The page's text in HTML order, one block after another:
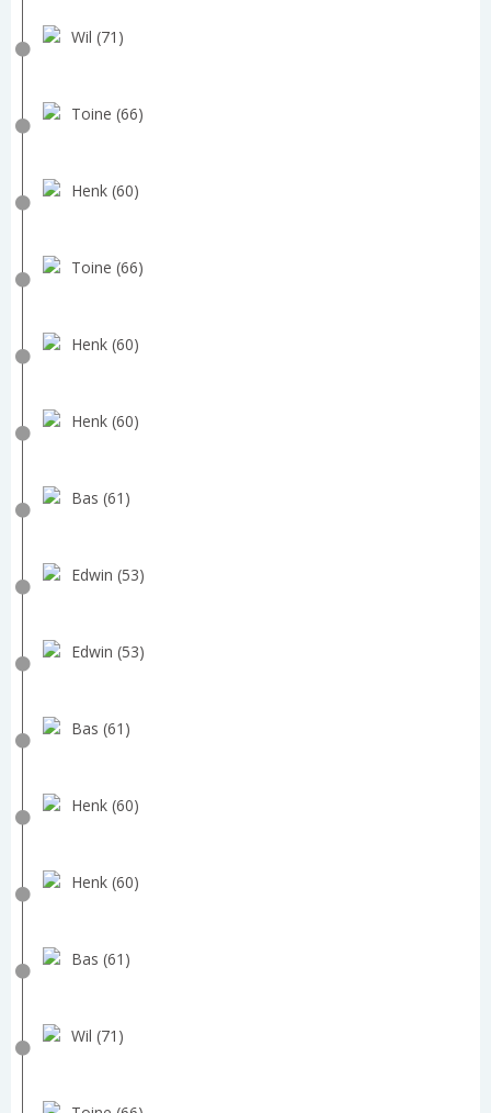
Wil (71)
Toine (66)
Henk (60)
Toine (66)
Henk (60)
Henk (60)
Bas (61)
Edwin (53)
Edwin (53)
Bas (61)
Henk (60)
Henk (60)
Bas (61)
Wil (71)